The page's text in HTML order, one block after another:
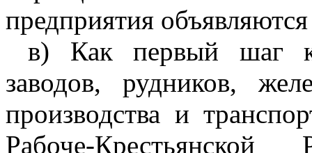
предприятия
в) Как первый шаг
заводов, рудников,
производства и
Рабоче-Крестьянской